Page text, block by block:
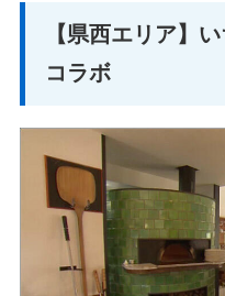
【県西エリア】
コラボ